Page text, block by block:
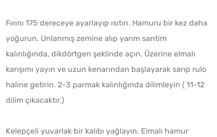
Fırını 175 dereceye ayarlayıp ısıtın. Hamuru bir kez daha
yoğurun. Unlanmış zemine alıp yarım santim
kalınlığında, dikdörtgen şeklinde açın. Üzerine elmalı
karışımı yayın ve uzun kenarından başlayarak sarıp rulo
haline getirin. 2-3 parmak kalınlığında dilimleyin ( 11-12
dilim çıkacaktır.)
Kelepçeli yuvarlak bir kalıbı yağlayın. Elmalı hamur